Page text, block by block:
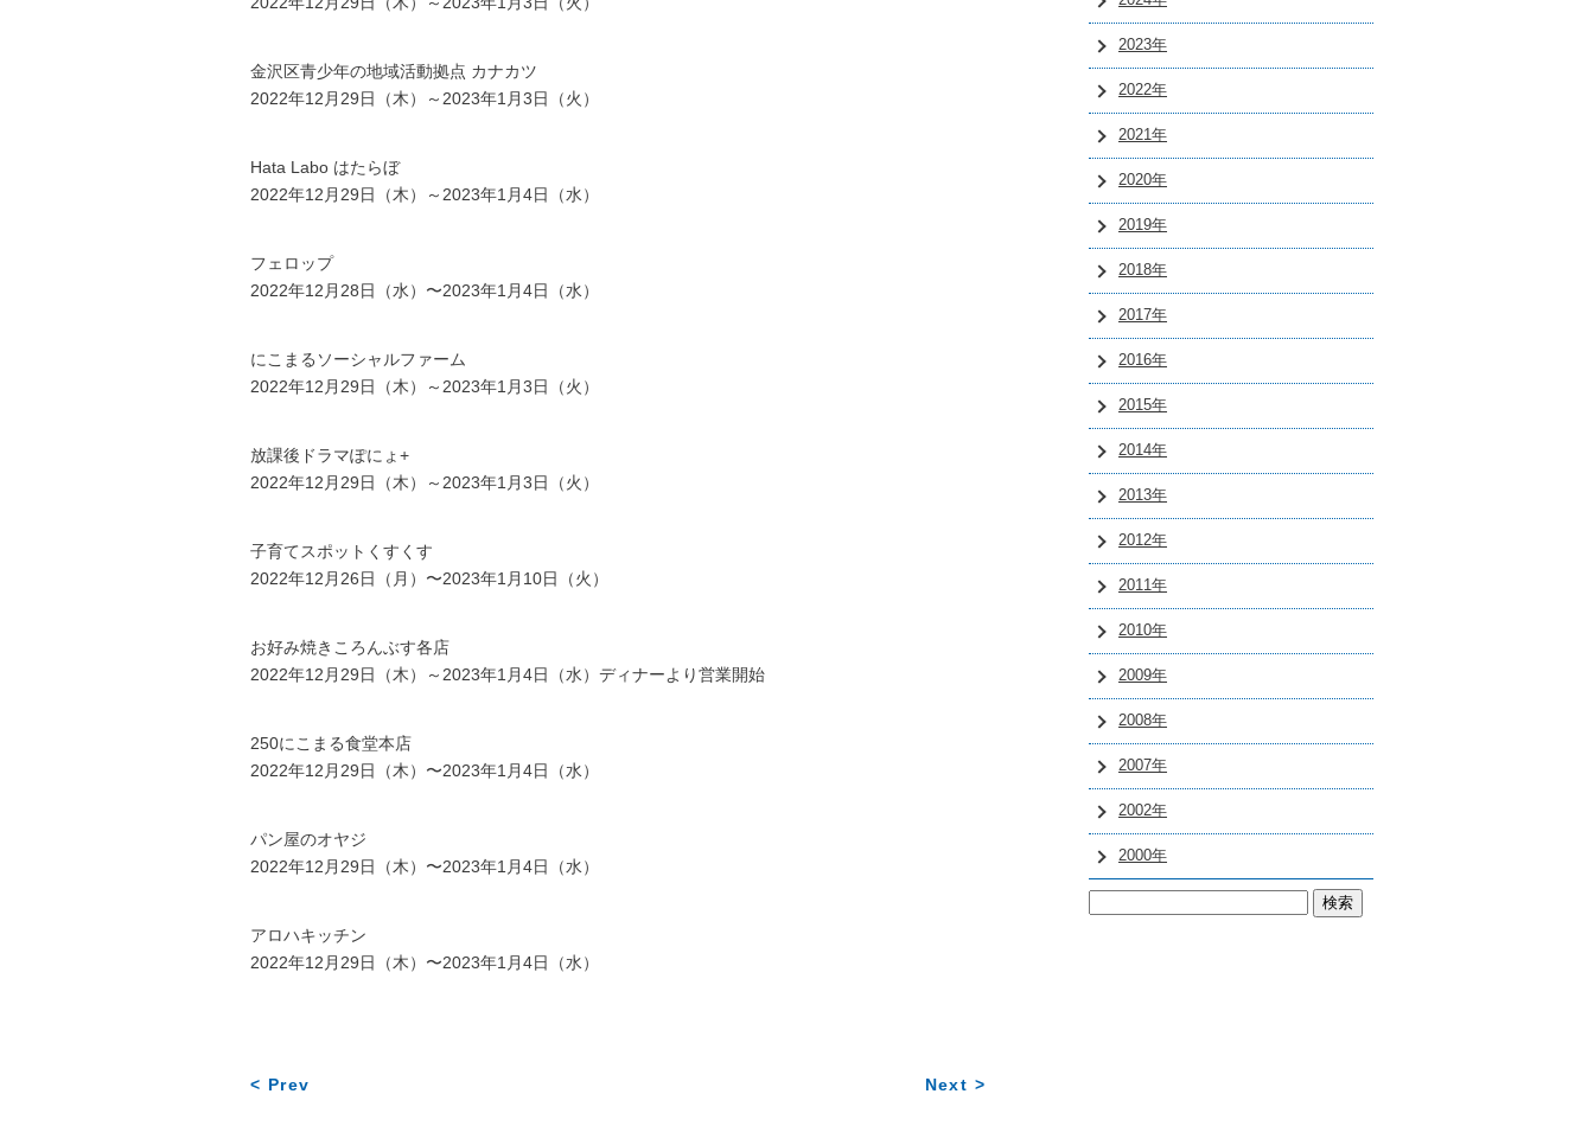
金沢区青少年の地域活動拠点 カナカツ
2022年12月29日（木）～2023年1月3日（火）
Hata Labo はたらぼ
2022年12月29日（木）～2023年1月4日（水）
フェロップ
2022年12月28日（水）〜2023年1月4日（水）
にこまるソーシャルファーム
2022年12月29日（木）～2023年1月3日（火）
放課後ドラマぽにょ+
2022年12月29日（木）～2023年1月3日（火）
子育てスポットくすくす
2022年12月26日（月）〜2023年1月10日（火）
お好み焼きころんぶす各店
2022年12月29日（木）～2023年1月4日（水）ディナーより営業開始
250にこまる食堂本店
2022年12月29日（木）〜2023年1月4日（水）
パン屋のオヤジ
2022年12月29日（木）〜2023年1月4日（水）
アロハキッチン
2022年12月29日（木）〜2023年1月4日（水）
< Prev Next >
2023年
2022年
2021年
2020年
2019年
2018年
2017年
2016年
2015年
2014年
2013年
2012年
2011年
2010年
2009年
2008年
2007年
2002年
2000年